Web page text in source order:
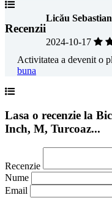
Recenzii
Licău Sebastian
2024-10-17
Activitatea a devenit o
buna
Lasa o recenzie la
Inch, M, Turcoaz...
Recenzie
Nume
Email